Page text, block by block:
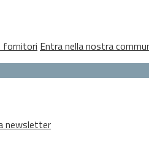
Entra nella nostra
newsletter